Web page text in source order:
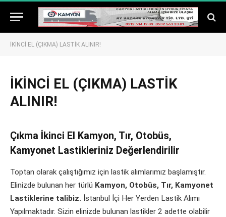
İKİNCİ EL (ÇIKMA) LASTİK ALINIR!
İKİNCİ EL (ÇIKMA) LASTİK
ALINIR!
Çıkma İkinci El Kamyon, Tır, Otobüs,
Kamyonet Lastikleriniz Değerlendirilir
Toptan olarak çalıştığımız için lastik alımlarımız başlamıştır.
Elinizde bulunan her türlü Kamyon, Otobüs, Tır, Kamyonet
Lastiklerine talibiz. İstanbul İçi Her Yerden Lastik Alımı
Yapılmaktadır. Sizin elinizde bulunan lastikler 2 adette olabilir